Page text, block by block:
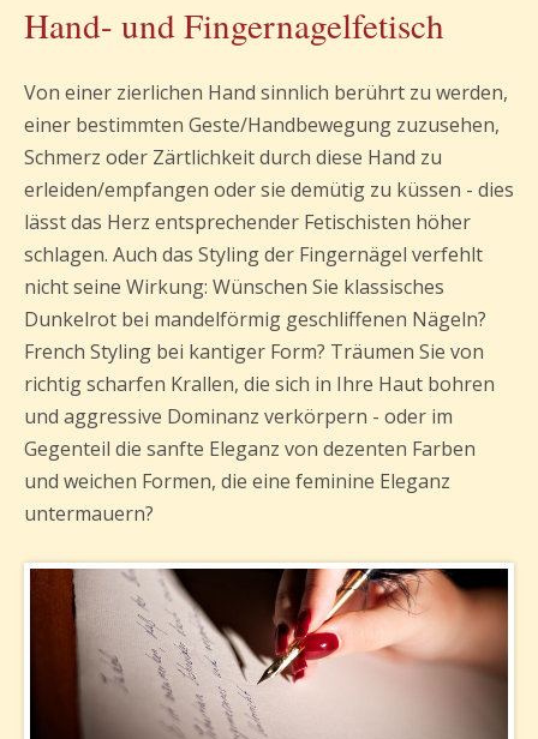
Hand- und Fingernagelfetisch
Von einer zierlichen Hand sinnlich berührt zu werden,
einer bestimmten Geste/Handbewegung zuzusehen,
Schmerz oder Zärtlichkeit durch diese Hand zu
erleiden/empfangen oder sie demütig zu küssen - dies
lässt das Herz entsprechender Fetischisten höher
schlagen. Auch das Styling der Fingernägel verfehlt
nicht seine Wirkung: Wünschen Sie klassisches
Dunkelrot bei mandelförmig geschliffenen Nägeln?
French Styling bei kantiger Form? Träumen Sie von
richtig scharfen Krallen, die sich in Ihre Haut bohren
und aggressive Dominanz verkörpern - oder im
Gegenteil die sanfte Eleganz von dezenten Farben
und weichen Formen, die eine feminine Eleganz
untermauern?